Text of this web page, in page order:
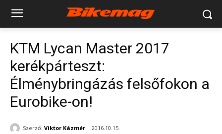
KTM Lycan Master 2017
kerékpárteszt:
Élménybringázás felsőfokon a
Eurobike-on!
Szerző: Viktor Kázmér 2016.10.15.